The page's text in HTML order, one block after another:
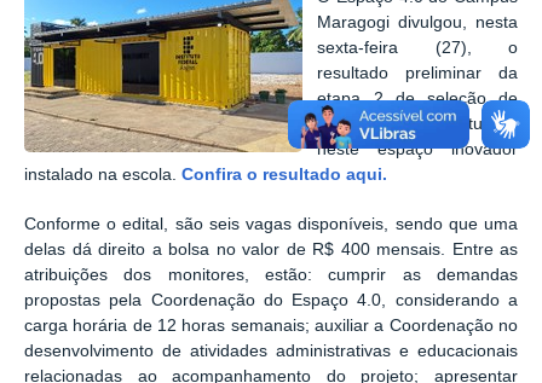
Maragogi divulgou, nesta
sexta-feira (27), o
resultado preliminar da
etapa 2 de seleção de
monitores que atuarão
neste espaço inovador
instalado na escola. Confira o resultado aqui.
Conforme o edital, são seis vagas disponíveis, sendo que uma
delas dá direito a bolsa no valor de R$ 400 mensais. Entre as
atribuições dos monitores, estão: cumprir as demandas
propostas pela Coordenação do Espaço 4.0, considerando a
carga horária de 12 horas semanais; auxiliar a Coordenação no
desenvolvimento de atividades administrativas e educacionais
relacionadas ao acompanhamento do projeto; apresentar